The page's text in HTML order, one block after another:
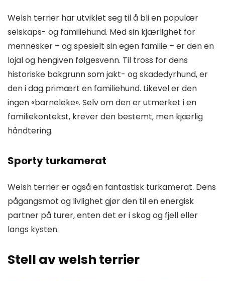
Welsh terrier har utviklet seg til å bli en populær
selskaps- og familiehund. Med sin kjærlighet for
mennesker – og spesielt sin egen familie – er den en
lojal og hengiven følgesvenn. Til tross for dens
historiske bakgrunn som jakt- og skadedyrhund, er
den i dag primært en familiehund. Likevel er den
ingen «barneleke». Selv om den er utmerket i en
familiekontekst, krever den bestemt, men kjærlig
håndtering.
Sporty turkamerat
Welsh terrier er også en fantastisk turkamerat. Dens
pågangsmot og livlighet gjør den til en energisk
partner på turer, enten det er i skog og fjell eller
langs kysten.
Stell av welsh terrier